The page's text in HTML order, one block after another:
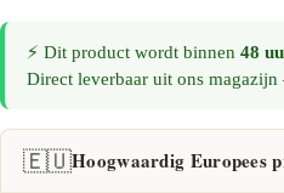
⚡ Dit product wordt binnen 48
Direct leverbaar uit ons magazijn
🇪🇺Hoogwaardig Europees